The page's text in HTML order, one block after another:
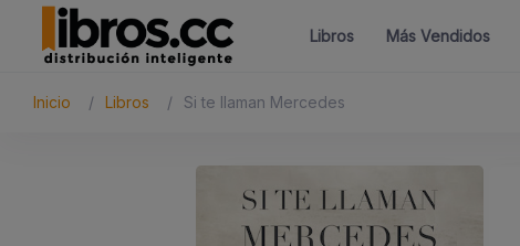
Libros Más Vendidos
Inicio Libros Si te llaman Mercedes